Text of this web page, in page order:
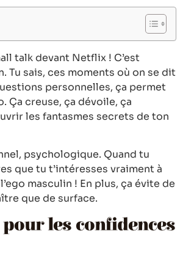
talk devant Netflix ! C’est
Tu sais, ces moments où on se dit
personnelles, ça permet
Ça creuse, ça dévoile, ça
les fantasmes secrets de ton
psychologique. Quand tu
que tu t’intéresses vraiment à
masculin ! En plus, ça évite de
que de surface.
les confidences